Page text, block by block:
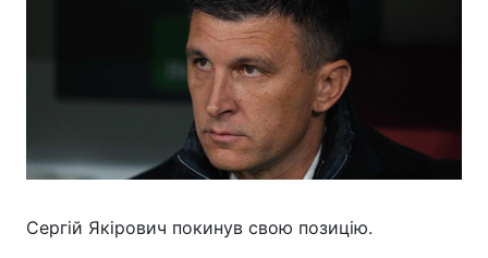
Сергій Якірович покинув свою позицію.